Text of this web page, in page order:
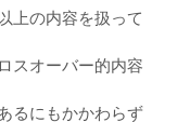
上の内容を扱って
スオーバー的内容
るにもかかわらず